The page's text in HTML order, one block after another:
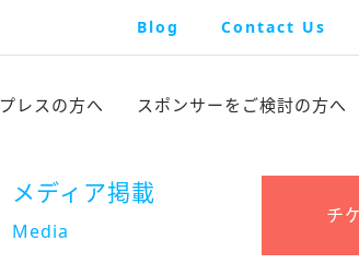
Blog Contact Us
プレスの方へ スポンサーを ご検討の方へ
メディア掲載
Media
チ